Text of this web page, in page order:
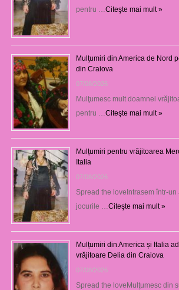
pentru …Citeşte mai mult »
Mulţumiri din America de Nord
din Craiova
07/08/2026
Mulţumesc mult doamnei
pentru …Citeşte mai mult »
Mulțumiri pentru vrăjitoarea
Italia
07/08/2026
Spread the loveIntrasem într-un
jocurile …Citeşte mai mult »
Mulțumiri din America și Italia
vrăjitoare Delia din Craiova
07/08/2026
Spread the loveMulţumesc din